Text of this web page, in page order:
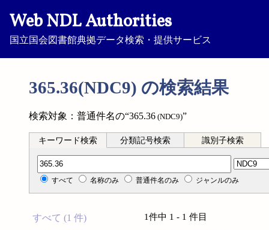
Web NDL Authorities
国立国会図書館典拠データ検索・提供サービス
365.36(NDC9) の検索結果
検索対象：普通件名の“365.36 (NDC9)”
キーワード検索 分類記号検索 識別子検索
分類記号検索
すべて 名称のみ 普通件名のみ ジャンルのみ
すべて (1 件)
1件中 1 - 1 件目